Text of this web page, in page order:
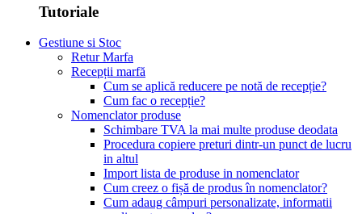
Tutoriale
Gestiune si Stoc
Retur Marfa
Recepții marfă
Cum se aplică reducere pe notă de recepție?
Cum fac o recepție?
Nomenclator produse
Schimbare TVA la mai multe produse deodata
Procedura copiere preturi dintr-un punct de lucru
in altul
Import lista de produse in nomenclator
Cum creez o fișă de produs în nomenclator?
Cum adaug câmpuri personalizate, informatii